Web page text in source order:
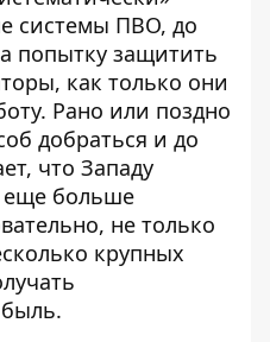
системы ПВО, до
попытку защитить
как только они
Рано или поздно
добраться и до
что Западу
еще больше
не только
крупных